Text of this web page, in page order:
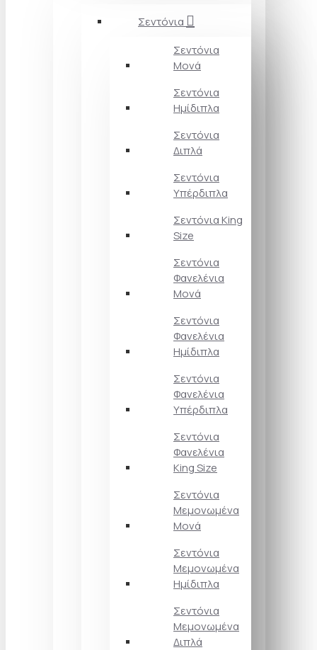
Σεντόνια
Σεντόνια
Μονά
Σεντόνια
Ημίδιπλα
Σεντόνια
Διπλά
Σεντόνια
Υπέρδιπλα
Σεντόνια King
Size
Σεντόνια
Φανελένια
Μονά
Σεντόνια
Φανελένια
Ημίδιπλα
Σεντόνια
Φανελένια
Υπέρδιπλα
Σεντόνια
Φανελένια
King Size
Σεντόνια
Μεμονωμένα
Μονά
Σεντόνια
Μεμονωμένα
Ημίδιπλα
Σεντόνια
Μεμονωμένα
Διπλά